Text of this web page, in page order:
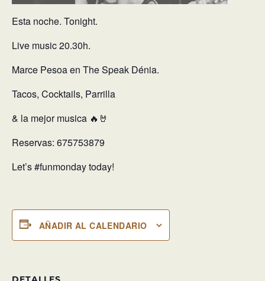
Esta noche. Tonight.
Live music 20.30h.
Marce Pesoa en The Speak Dénia.
Tacos, Cocktails, Parrilla
& la mejor musica 🔥🤘
Reservas: 675753879
Let’s #funmonday today!
AÑADIR AL CALENDARIO